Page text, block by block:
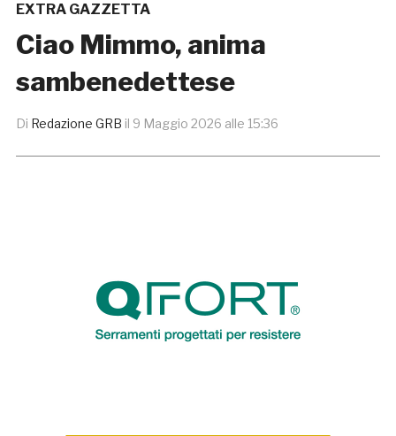
EXTRA GAZZETTA
Ciao Mimmo, anima
sambenedettese
Di Redazione GRB il 9 Maggio 2026 alle 15:36